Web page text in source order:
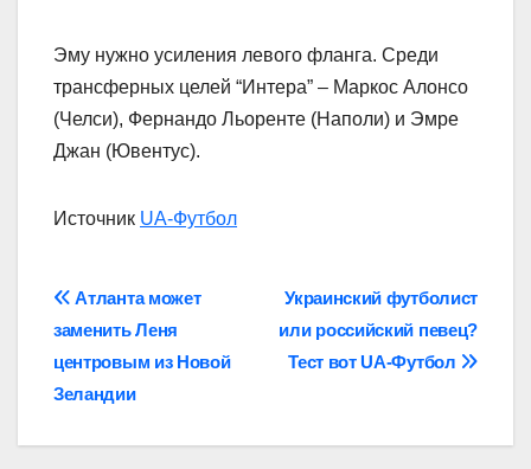
Эму нужно усиления левого фланга. Среди
трансферных целей “Интера” – Маркос Алонсо
(Челси), Фернандо Льоренте (Наполи) и Эмре
Джан (Ювентус).
Источник UA-Футбол
Навігація
записів
Украинский футболист
или российский певец?
Тест вот UA-Футбол
Атланта может
заменить Леня
центровым из Новой
Зеландии